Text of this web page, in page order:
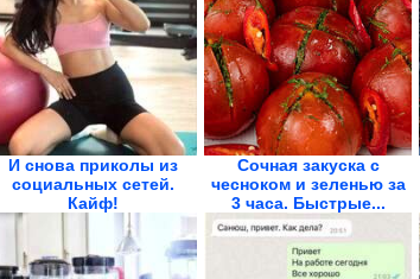
И снова приколы из
социальных сетей.
Кайф!
Сочная закуска с
чесноком и зеленью за
3 часа. Быстрые...